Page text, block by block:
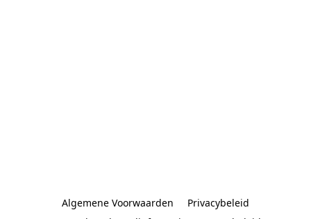
Algemene Voorwaarden
Privacybeleid